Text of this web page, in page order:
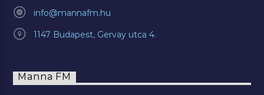
info@mannafm.hu
1147 Budapest, Gervay utca 4.
Manna FM